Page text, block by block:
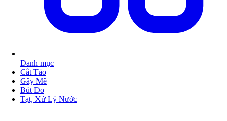
Danh mục
Cắt Tảo
Gây Mê
Bút Đo
Tạt, Xử Lý Nước